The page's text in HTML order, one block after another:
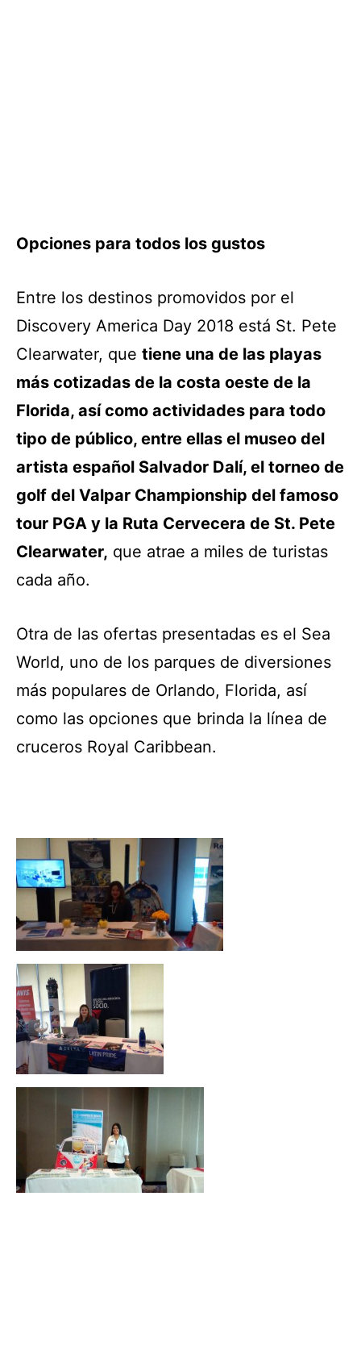
Opciones para todos los gustos
Entre los destinos promovidos por el
Discovery America Day 2018 está St. Pete
Clearwater, que tiene una de las playas
más cotizadas de la costa oeste de la
Florida, así como actividades para todo
tipo de público, entre ellas el museo del
artista español Salvador Dalí, el torneo de
golf del Valpar Championship del famoso
tour PGA y la Ruta Cervecera de St. Pete
Clearwater, que atrae a miles de turistas
cada año.
Otra de las ofertas presentadas es el Sea
World, uno de los parques de diversiones
más populares de Orlando, Florida, así
como las opciones que brinda la línea de
cruceros Royal Caribbean.